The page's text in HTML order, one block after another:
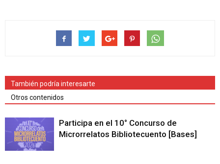
También podría interesarte
Otros contenidos
Participa en el 10° Concurso de
Microrrelatos Bibliotecuento [Bases]